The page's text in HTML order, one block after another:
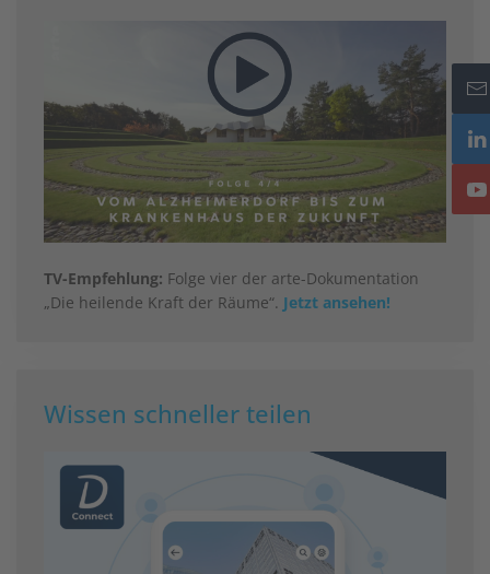
TV-Empfehlung: Folge vier der arte-Dokumentation
„Die heilende Kraft der Räume“. Jetzt ansehen!
Wissen schneller teilen